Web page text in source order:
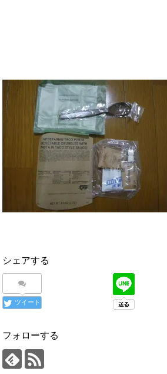
シェアする
ツイート
フォローする